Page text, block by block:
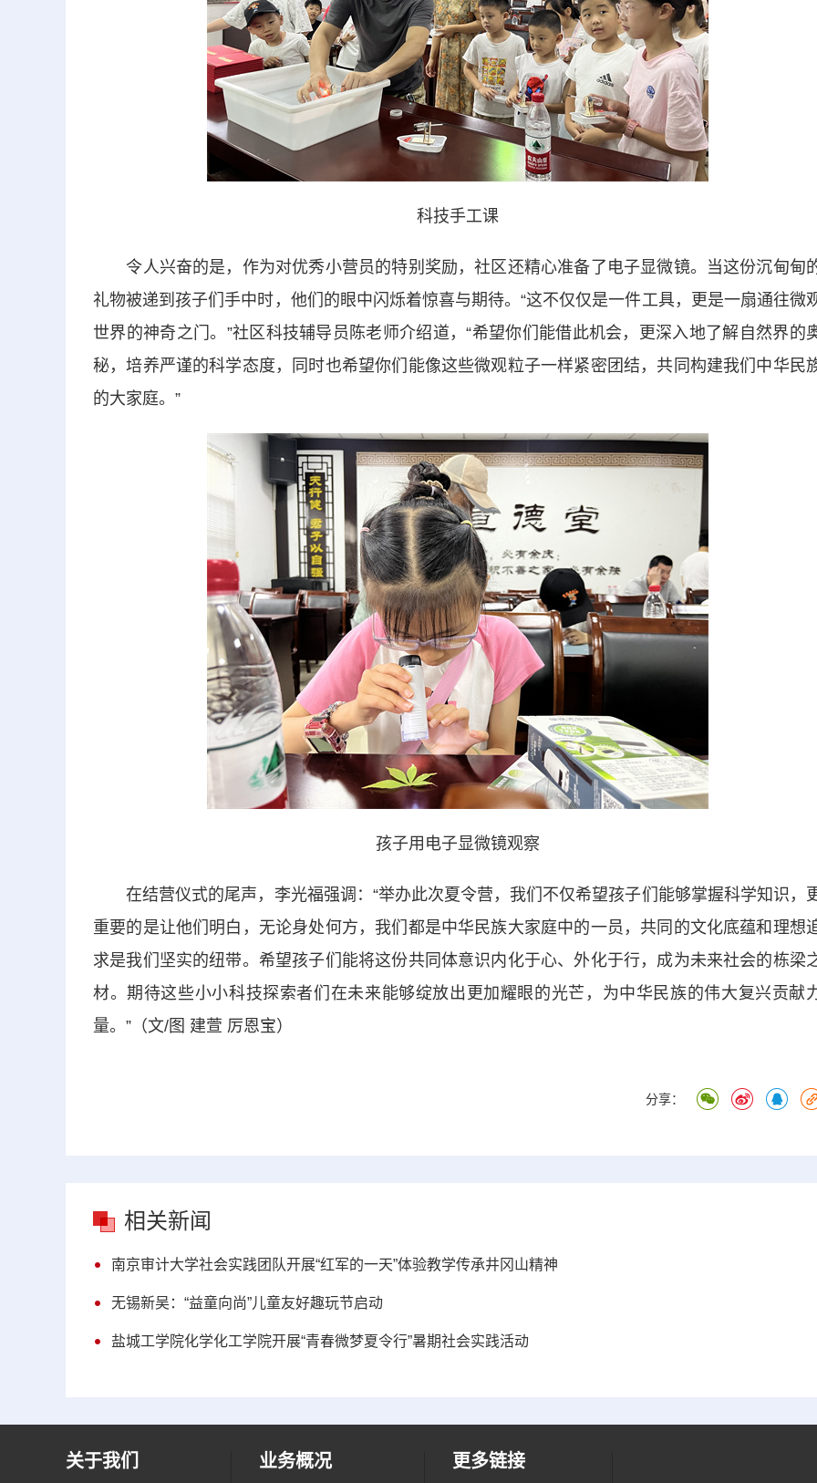
科技手工课
令人兴奋的是，作为对优秀小营员的特别奖励，社区还精心准备了电子显微镜。当这份沉甸甸
礼物被递到孩子们手中时，他们的眼中闪烁着惊喜与期待。“这不仅仅是一件工具，更是一扇通往微
世界的神奇之门。”社区科技辅导员陈老师介绍道，“希望你们能借此机会，更深入地了解自然界的
秘，培养严谨的科学态度，同时也希望你们能像这些微观粒子一样紧密团结，共同构建我们中华民
的大家庭。”
孩子用电子显微镜观察
在结营仪式的尾声，李光福强调：“举办此次夏令营，我们不仅希望孩子们能够掌握科学知识，
重要的是让他们明白，无论身处何方，我们都是中华民族大家庭中的一员，共同的文化底蕴和理想
求是我们坚实的纽带。希望孩子们能将这份共同体意识内化于心、外化于行，成为未来社会的栋梁
材。期待这些小小科技探索者们在未来能够绽放出更加耀眼的光芒，为中华民族的伟大复兴贡献
量。”（文/图 建萱 厉恩宝）
分享：
相关新闻
南京审计大学社会实践团队开展“红军的一天”体验教学传承井冈山精神
无锡新吴：“益童向尚”儿童友好趣玩节启动
盐城工学院化学化工学院开展“青春微梦夏令行”暑期社会实践活动
关于我们 业务概况 更多链接